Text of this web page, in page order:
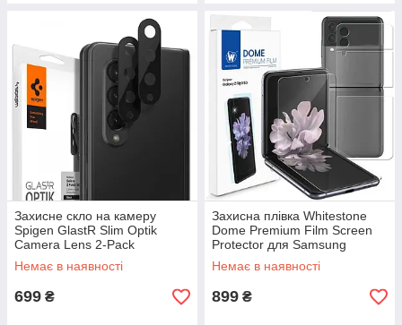
Захисне скло на камеру
Spigen GlastR Slim Optik
Camera Lens 2-Pack
Samsung Galaxy Z Fold 3
Black (AGL03157)
Немає в наявності
699 ₴
Захисна плівка Whitestone
Dome Premium Film Screen
Protector для Samsung
Galaxy Z Flip 3
Немає в наявності
899 ₴